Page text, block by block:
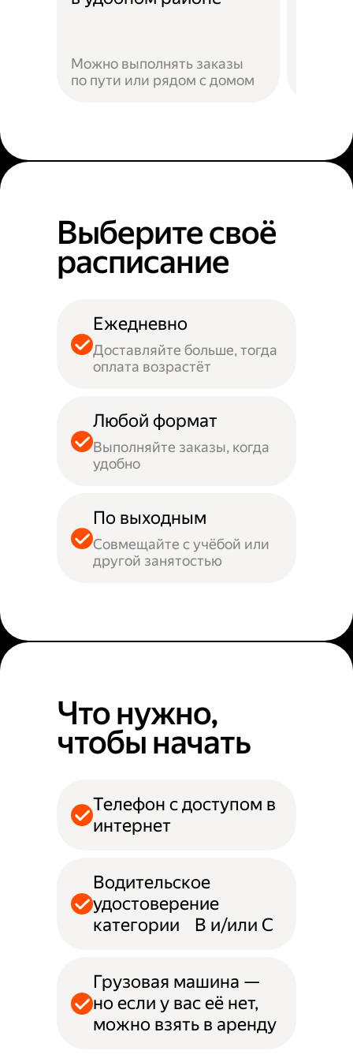
Можно выполнять заказы
по пути или рядом с домом
Выберите своё
расписание
Ежедневно
Доставляйте больше, тогда
оплата возрастёт
Любой формат
Выполняйте заказы, когда
удобно
По выходным
Совмещайте с учёбой или
другой занятостью
Что нужно,
чтобы начать
Телефон с доступом в
интернет
Водительское
удостоверение
категории B и/или С
Грузовая машина —
но если у вас её нет,
можно взять в аренду